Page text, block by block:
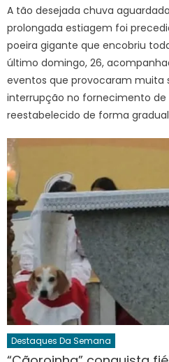
A tão desejada chuva
prolongada estiagem foi
poeira gigante que encobriu
último domingo, 26,
eventos que provocaram muita
interrupção no fornecimento de
reestabelecido de forma
Destaques Da Semana